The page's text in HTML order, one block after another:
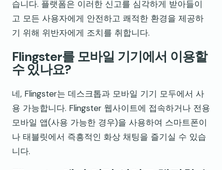
습니다. 플랫폼은 이러한 신고를 심각하게 받아들이
고 모든 사용자에게 안전하고 쾌적한 환경을 제공하
기 위해 위반자에게 조치를 취합니다.
Flingster를 모바일 기기에서 이용할
수 있나요?
네, Flingster는 데스크톱과 모바일 기기 모두에서 사
용 가능합니다. Flingster 웹사이트에 접속하거나 전용
모바일 앱(사용 가능한 경우)을 사용하여 스마트폰이
나 태블릿에서 즉흥적인 화상 채팅을 즐기실 수 있습
니다.